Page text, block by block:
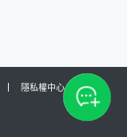
隱私權中心